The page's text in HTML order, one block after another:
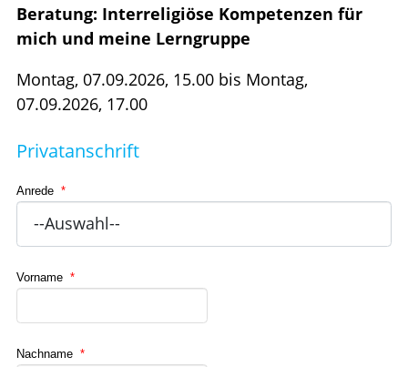
Beratung: Interreligiöse Kompetenzen für
mich und meine Lerngruppe
Montag, 07.09.2026, 15.00 bis Montag,
07.09.2026, 17.00
Privatanschrift
Anrede *
Vorname *
Nachname *